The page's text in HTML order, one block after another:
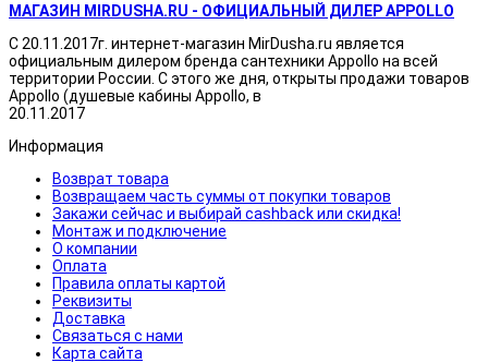
МАГАЗИН MIRDUSHA.RU - ОФИЦИАЛЬНЫЙ ДИЛЕР APPOLLO
С 20.11.2017г. интернет-магазин MirDusha.ru является
официальным дилером бренда сантехники Appollo на всей
территории России. С этого же дня, открыты продажи товаров
Appollo (душевые кабины Appollo, в
20.11.2017
Информация
Возврат товара
Возвращаем часть суммы от покупки товаров
Закажи сейчас и выбирай cashback или скидка!
Монтаж и подключение
О компании
Оплата
Правила оплаты картой
Реквизиты
Доставка
Связаться с нами
Карта сайта